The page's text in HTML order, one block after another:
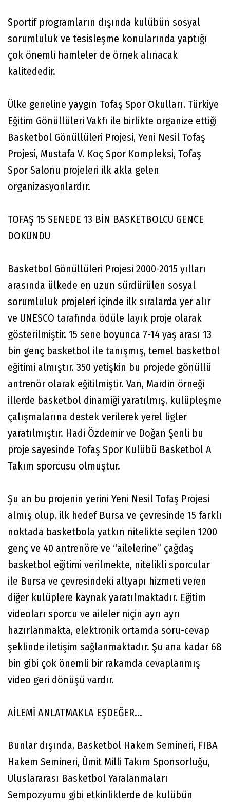
Sportif programların dışında kulübün sosyal
sorumluluk ve tesisleşme konularında yaptığı
çok önemli hamleler de örnek alınacak
kalitededir.
Ülke geneline yaygın Tofaş Spor Okulları, Türkiye
Eğitim Gönüllüleri Vakfı ile birlikte organize ettiği
Basketbol Gönüllüleri Projesi, Yeni Nesil Tofaş
Projesi, Mustafa V. Koç Spor Kompleksi, Tofaş
Spor Salonu projeleri ilk akla gelen
organizasyonlardır.
TOFAŞ 15 SENEDE 13 BİN BASKETBOLCU GENCE
DOKUNDU
Basketbol Gönüllüleri Projesi 2000-2015 yılları
arasında ülkede en uzun sürdürülen sosyal
sorumluluk projeleri içinde ilk sıralarda yer alır
ve UNESCO tarafında ödüle layık proje olarak
gösterilmiştir. 15 sene boyunca 7-14 yaş arası 13
bin genç basketbol ile tanışmış, temel basketbol
eğitimi almıştır. 350 yetişkin bu projede gönüllü
antrenör olarak eğitilmiştir. Van, Mardin örneği
illerde basketbol dinamiği yaratılmış, kulüpleşme
çalışmalarına destek verilerek yerel ligler
yaratılmıştır. Hadi Özdemir ve Doğan Şenli bu
proje sayesinde Tofaş Spor Kulübü Basketbol A
Takım sporcusu olmuştur.
Şu an bu projenin yerini Yeni Nesil Tofaş Projesi
almış olup, ilk hedef Bursa ve çevresinde 15 farklı
noktada basketbola yatkın nitelikte seçilen 1200
genç ve 40 antrenöre ve “ailelerine” çağdaş
basketbol eğitimi verilmekte, nitelikli sporcular
ile Bursa ve çevresindeki altyapı hizmeti veren
diğer kulüplere kaynak yaratılmaktadır. Eğitim
videoları sporcu ve aileler niçin ayrı ayrı
hazırlanmakta, elektronik ortamda soru-cevap
şeklinde iletişim sağlanmaktadır. Şu ana kadar 68
bin gibi çok önemli bir rakamda cevaplanmış
video geri dönüşü vardır.
AİLEMİ ANLATMAKLA EŞDEĞER...
Bunlar dışında, Basketbol Hakem Semineri, FIBA
Hakem Semineri, Ümit Milli Takım Sponsorluğu,
Uluslararası Basketbol Yaralanmaları
Sempozyumu gibi etkinliklerde de kulübün